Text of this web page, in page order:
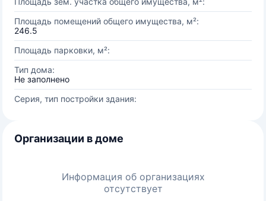
Площадь помещений общего имущества, м²:
246.5
Площадь парковки, м²:
Тип дома:
Не заполнено
Серия, тип постройки здания:
Организации в доме
Информация об организациях
отсутствует